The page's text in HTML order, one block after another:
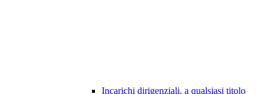
Incarichi dirigenziali, a qualsiasi titolo